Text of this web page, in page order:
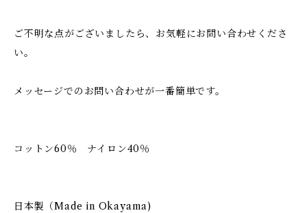
ご不明な点がございましたら、お気軽にお問い合わせくださ
い。
メッセージでのお問い合わせが一番簡単です。
コットン60％ ナイロン40％
日本製（Made in Okayama)